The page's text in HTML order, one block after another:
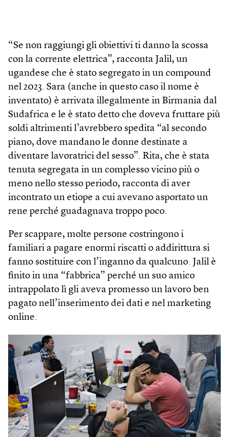
“Se non raggiungi gli obiettivi ti danno la scossa
con la corrente elettrica”, racconta Jalil, un
ugandese che è stato segregato in un compound
nel 2023. Sara (anche in questo caso il nome è
inventato) è arrivata illegalmente in Birmania dal
Sudafrica e le è stato detto che doveva fruttare più
soldi altrimenti l’avrebbero spedita “al secondo
piano, dove mandano le donne destinate a
diventare lavoratrici del sesso”. Rita, che è stata
tenuta segregata in un complesso vicino più o
meno nello stesso periodo, racconta di aver
incontrato un etiope a cui avevano asportato un
rene perché guadagnava troppo poco.
Per scappare, molte persone costringono i
familiari a pagare enormi riscatti o addirittura si
fanno sostituire con l’inganno da qualcuno. Jalil è
finito in una “fabbrica” perché un suo amico
intrappolato lì gli aveva promesso un lavoro ben
pagato nell’inserimento dei dati e nel marketing
online.